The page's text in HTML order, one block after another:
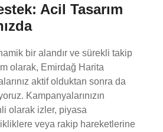
Acil Tasarım
bir alandır ve sürekli takip
olarak, Emirdağ Harita
aktif olduktan sonra da
Kampanyalarınızın
olarak izler, piyasa
veya rakip hareketlerine